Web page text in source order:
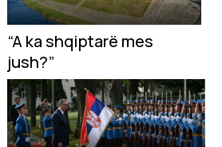
“A ka shqiptarë mes
jush?”